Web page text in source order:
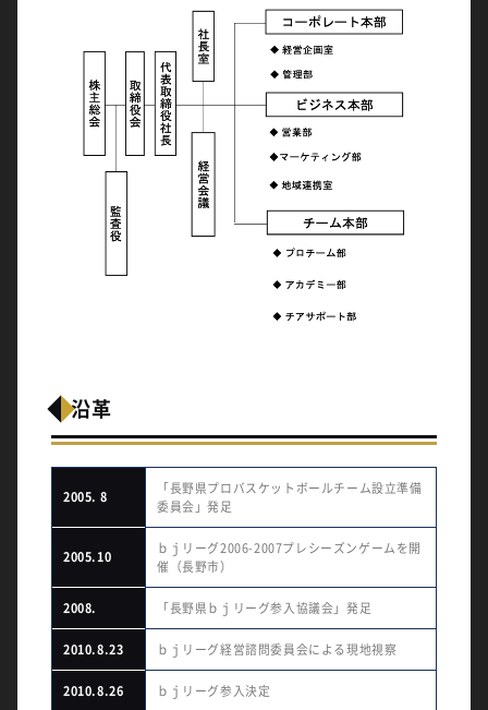
沿革
2005. 8
「長野県プロバスケットボールチーム設立準備
委員会」発足
2005.10
ｂｊリーグ2006-2007プレシーズンゲームを開
催（長野市）
2008. 「長野県ｂｊリーグ参入協議会」発足
2010.8.23 ｂｊリーグ経営諮問委員会による現地視察
2010.8.26 ｂｊリーグ参入決定